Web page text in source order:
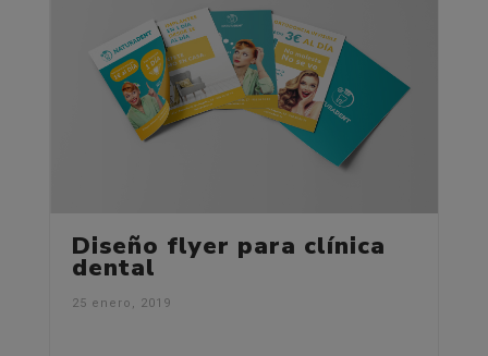
Diseño flyer para clínica
dental
25 enero, 2019